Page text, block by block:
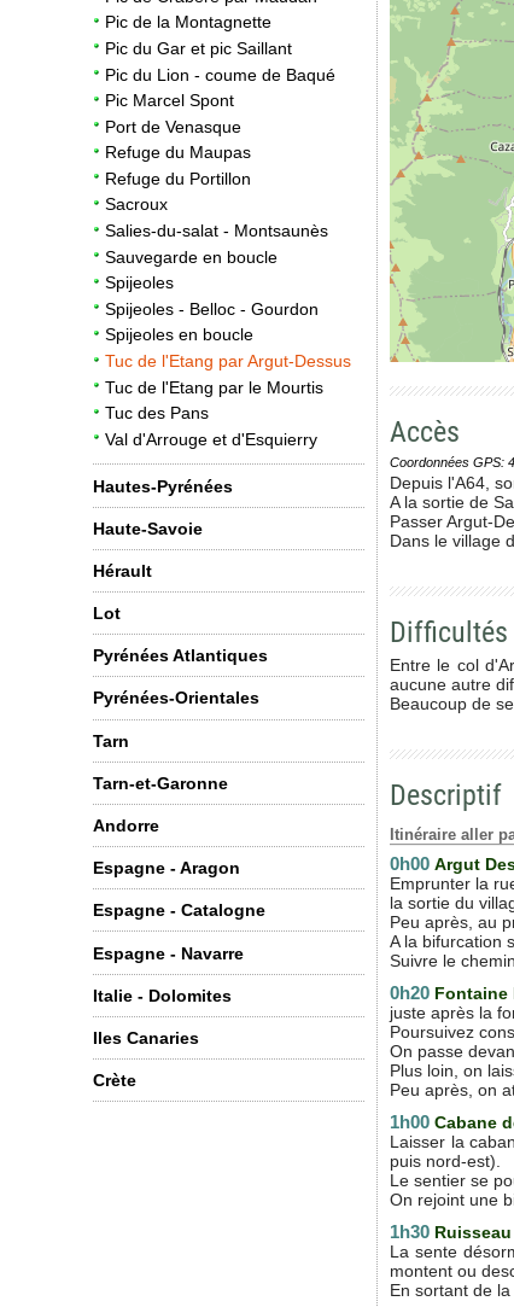
Pic de la Montagnette
Pic du Gar et pic Saillant
Pic du Lion - coume de Baqué
Pic Marcel Spont
Port de Venasque
Refuge du Maupas
Refuge du Portillon
Sacroux
Salies-du-salat - Montsaunès
Sauvegarde en boucle
Spijeoles
Spijeoles - Belloc - Gourdon
Spijeoles en boucle
Tuc de l'Etang par Argut-Dessus
Tuc de l'Etang par le Mourtis
Tuc des Pans
Val d'Arrouge et d'Esquierry
Hautes-Pyrénées
Haute-Savoie
Hérault
Lot
Pyrénées Atlantiques
Pyrénées-Orientales
Tarn
Tarn-et-Garonne
Andorre
Espagne - Aragon
Espagne - Catalogne
Espagne - Navarre
Italie - Dolomites
Iles Canaries
Crète
Accès
Coordonnées GPS:
Depuis l'A64,
A la sortie de
Passer Argut-
Dans le village
Difficultés
Entre le col
aucune autre
Beaucoup de
Descriptif
Itinéraire aller
0h00 Argut
Emprunter la
la sortie du
Peu après, au
A la bifurcation
Suivre le
0h20 Fontaine
juste après la
Poursuivez
On passe
Plus loin, on
Peu après, on
1h00 Cabane
Laisser la
puis nord-est).
Le sentier se
On rejoint une
1h30
La sente
montent ou
En sortant de